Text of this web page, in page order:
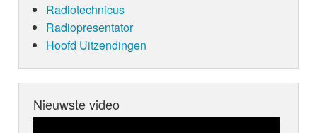
Radiotechnicus
Radiopresentator
Hoofd Uitzendingen
Nieuwste video